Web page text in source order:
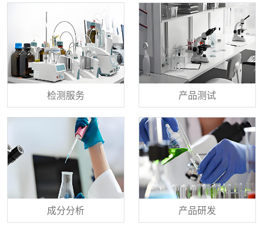
检测服务 产品测试
成分分析 产品研发